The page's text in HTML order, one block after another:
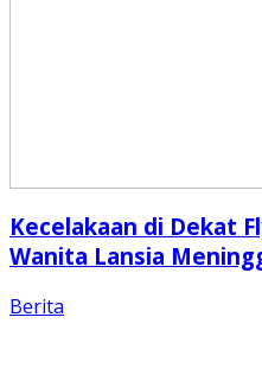
Kecelakaan di Dekat
Wanita Lansia
Berita